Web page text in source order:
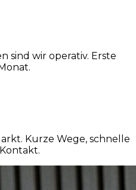
sind wir operativ. Erste
Kurze Wege, schnelle